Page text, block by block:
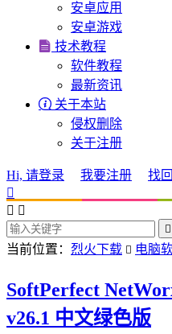
安卓应用
安卓游戏
 技术教程
软件教程
最新资讯
 关于本站
侵权删除
关于注册
Hi, 请登录 我要注册
找

 

当前位置： 烈火下载  电脑
SoftPerfect
v26.1 中文绿色版